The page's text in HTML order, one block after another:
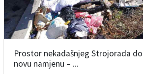
Prostor nekadašnjeg Strojorada
novu namjenu – ...